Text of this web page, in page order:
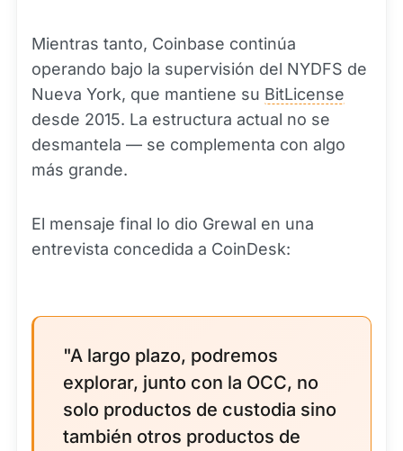
Mientras tanto, Coinbase continúa
operando bajo la supervisión del NYDFS de
Nueva York, que mantiene su BitLicense
desde 2015. La estructura actual no se
desmantela — se complementa con algo
más grande.
El mensaje final lo dio Grewal en una
entrevista concedida a CoinDesk:
"A largo plazo, podremos
explorar, junto con la OCC, no
solo productos de custodia sino
también otros productos de